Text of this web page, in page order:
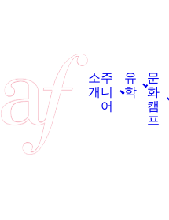
소
개
주
니
어
유
학
문
화
캠
프